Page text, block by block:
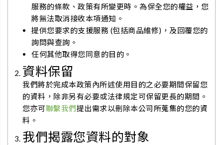
服務的條款、政策有所變更時。為保全您的權益，您
將無法取消接收本項通知。
提供您要求的支援服務 (包括商品維修)，及回覆您的
詢問與查詢。
任何其他取得您同意的目的。
資料保留
我們將於完成本政策內所述使用目的之必要期間保留您
的資料，除非另有必要或法律規定可保留更長的期間。
您亦可聯繫我們提出需求以刪除本公司所蒐集的您的資
料。
我們揭露您資料的對象